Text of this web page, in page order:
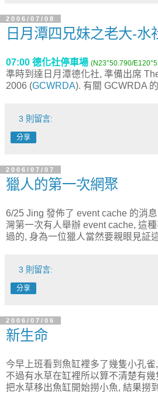
2006/07/08
日月潭四兄妹之老大-水
07:00 德化社停車場 (N23°50.790/
準時到達日月潭德化社, 準備出席
2006 (GCWRDA). 有關 GCWRDA
3 則留言:
分享
2006/07/07
獵人的第一次網聚
6/25 Jing 發佈了 event cache 的消
灣第一次有人舉辦 event cache, 這
過的, 身為一位獵人當然要親眼見証
3 則留言:
分享
2006/07/06
新生命
今早上班看到魚缸裡多了幾隻小孔
不過有水草在缸裡所以算不清楚有
把水草移出魚缸開始撈小魚, 結果撈